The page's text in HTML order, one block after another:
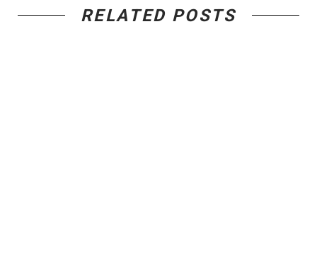
RELATED POSTS